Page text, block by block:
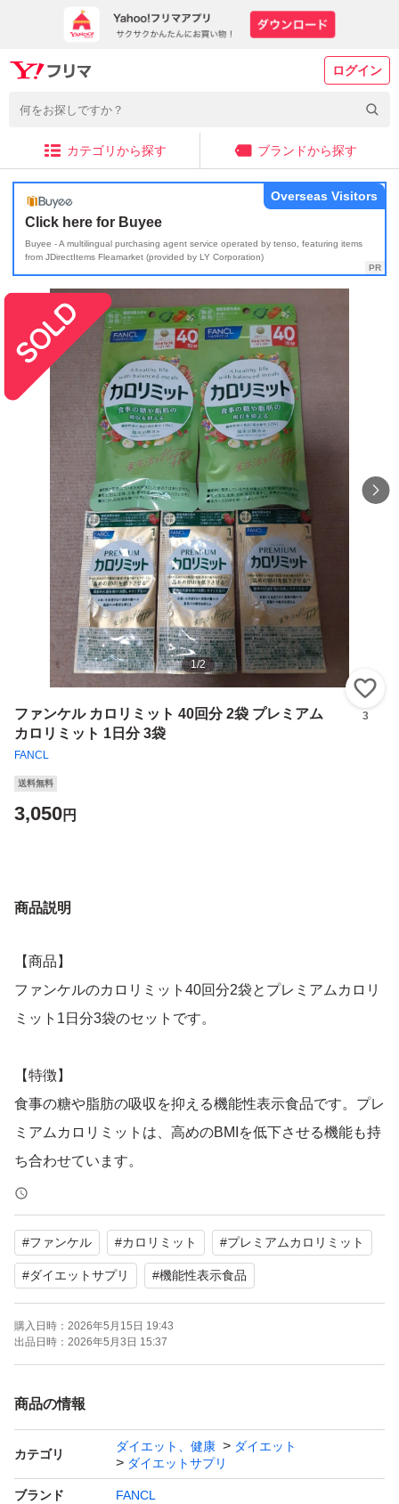
ログイン
カテゴリから探す ブランドから探す
Click here for Buyee
Buyee - A multilingual purchasing agent service operated by tenso, featuring items
from JDirectItems Fleamarket (provided by LY Corporation)
Overseas Visitors
1/2
ファンケル カロリミット 40回分 2袋 プレミアム
カロリミット 1日分 3袋
FANCL
3
送料無料
3,050円
商品説明
【商品】
ファンケルのカロリミット40回分2袋とプレミアムカロリ
ミット1日分3袋のセットです。
【特徴】
食事の糖や脂肪の吸収を抑える機能性表示食品です。プレ
ミアムカロリミットは、高めのBMIを低下させる機能も持
ち合わせています。
【表記・型番】
カロリミット：機能性表示食品【届出番号:E294】
プレミアムカロリミット：機能性表示食品【届出番号:J4
7】
#ファンケル #カロリミット #プレミアムカロリミット
#ダイエットサプリ #機能性表示食品
購入日時： 2026年5月15日 19:43
出品日時： 2026年5月3日 15:37
商品の情報
カテゴリ
ダイエット、健康
ダイエット
ダイエットサプリ
ブランド FANCL